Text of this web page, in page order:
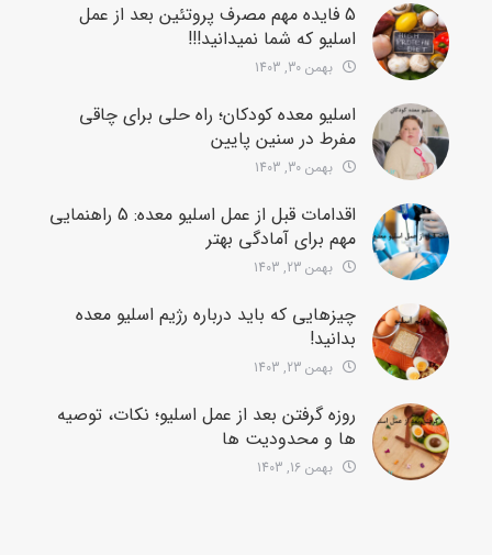
5 فایده مهم مصرف پروتئین بعد از عمل
اسلیو که شما نمیدانید!!!
بهمن 30, 1403
اسلیو معده کودکان؛ راه حلی برای چاقی
مفرط در سنین پایین
بهمن 30, 1403
اقدامات قبل از عمل اسلیو معده: 5 راهنمایی
مهم برای آمادگی بهتر
بهمن 23, 1403
چیزهایی که باید درباره رژیم اسلیو معده
بدانید!
بهمن 23, 1403
روزه گرفتن بعد از عمل اسلیو؛ نکات، توصیه
ها و محدودیت ها
بهمن 16, 1403